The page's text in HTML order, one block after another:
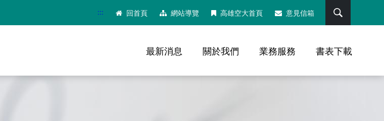
::: 回首頁 網站導覽 高雄空大首頁 意見信箱
最新消息 關於我們 業務服務 書表下載